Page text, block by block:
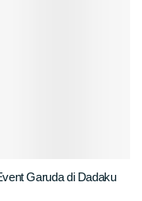
Garuda di Dadaku